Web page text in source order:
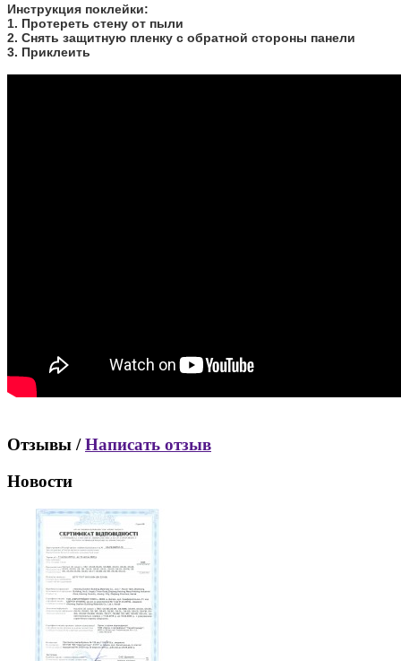
​Инструкция поклейки:
1. Протереть стену от пыли
2. Снять защитную пленку с обратной стороны панели
3. Приклеить
Отзывы /Написать отзыв
Новости